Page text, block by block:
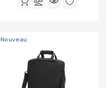
Nouveau